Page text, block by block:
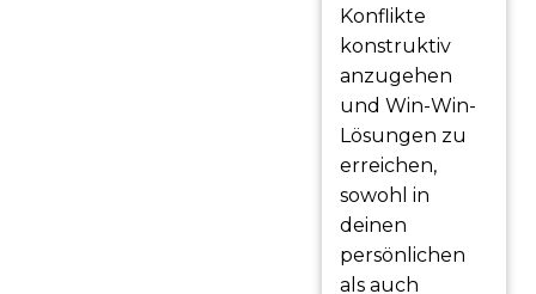
Konflikte
konstruktiv
anzugehen
und Win-Win-
Lösungen zu
erreichen,
sowohl in
deinen
persönlichen
als auch